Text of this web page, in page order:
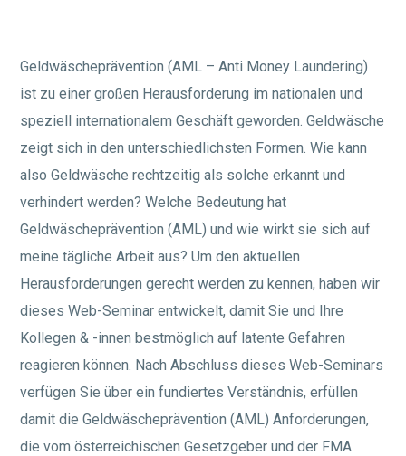
Geldwäscheprävention (AML – Anti Money Laundering)
ist zu einer großen Herausforderung im nationalen und
speziell internationalem Geschäft geworden. Geldwäsche
zeigt sich in den unterschiedlichsten Formen. Wie kann
also Geldwäsche rechtzeitig als solche erkannt und
verhindert werden? Welche Bedeutung hat
Geldwäscheprävention (AML) und wie wirkt sie sich auf
meine tägliche Arbeit aus? Um den aktuellen
Herausforderungen gerecht werden zu kennen, haben wir
dieses Web-Seminar entwickelt, damit Sie und Ihre
Kollegen & -innen bestmöglich auf latente Gefahren
reagieren können. Nach Abschluss dieses Web-Seminars
verfügen Sie über ein fundiertes Verständnis, erfüllen
damit die Geldwäscheprävention (AML) Anforderungen,
die vom österreichischen Gesetzgeber und der FMA